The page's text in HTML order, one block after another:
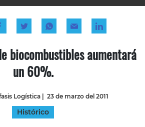
biocombustibles aumentará
un 60%.
Logística | 23 de marzo del 2011
Histórico